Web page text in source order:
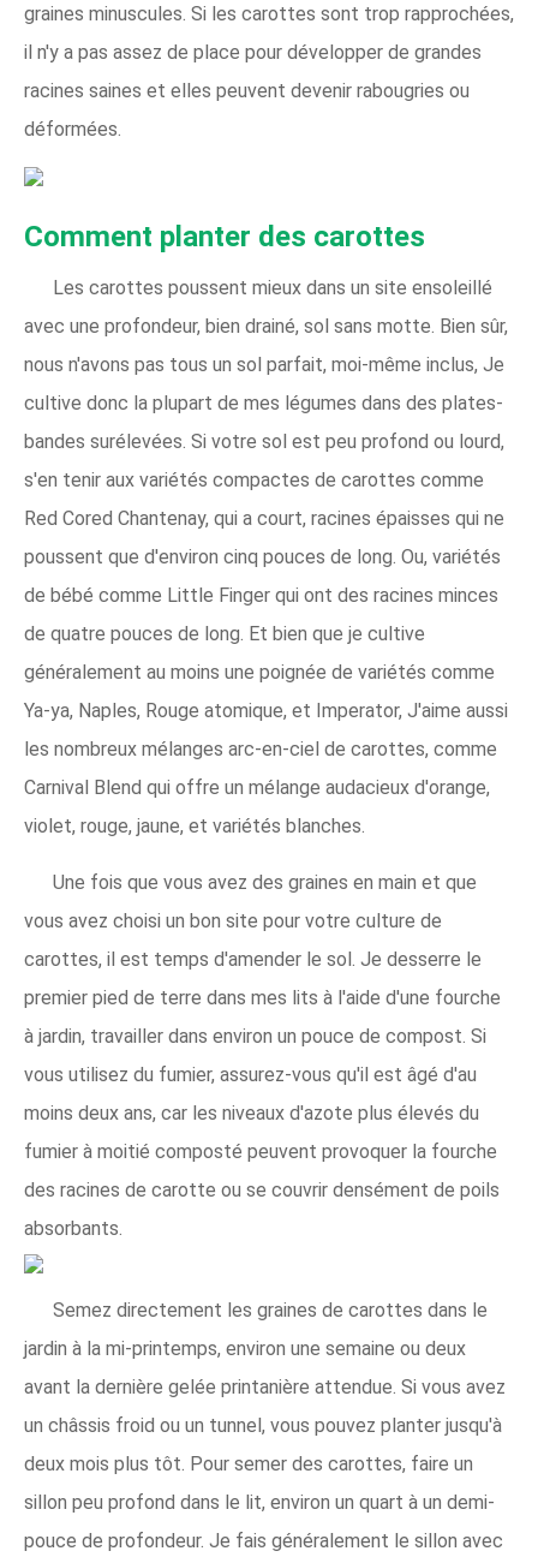
graines minuscules. Si les carottes sont trop rapprochées,
il n'y a pas assez de place pour développer de grandes
racines saines et elles peuvent devenir rabougries ou
déformées.
Comment planter des carottes
Les carottes poussent mieux dans un site ensoleillé
avec une profondeur, bien drainé, sol sans motte. Bien sûr,
nous n'avons pas tous un sol parfait, moi-même inclus, Je
cultive donc la plupart de mes légumes dans des plates-
bandes surélevées. Si votre sol est peu profond ou lourd,
s'en tenir aux variétés compactes de carottes comme
Red Cored Chantenay, qui a court, racines épaisses qui ne
poussent que d'environ cinq pouces de long. Ou, variétés
de bébé comme Little Finger qui ont des racines minces
de quatre pouces de long. Et bien que je cultive
généralement au moins une poignée de variétés comme
Ya-ya, Naples, Rouge atomique, et Imperator, J'aime aussi
les nombreux mélanges arc-en-ciel de carottes, comme
Carnival Blend qui offre un mélange audacieux d'orange,
violet, rouge, jaune, et variétés blanches.
Une fois que vous avez des graines en main et que
vous avez choisi un bon site pour votre culture de
carottes, il est temps d'amender le sol. Je desserre le
premier pied de terre dans mes lits à l'aide d'une fourche
à jardin, travailler dans environ un pouce de compost. Si
vous utilisez du fumier, assurez-vous qu'il est âgé d'au
moins deux ans, car les niveaux d'azote plus élevés du
fumier à moitié composté peuvent provoquer la fourche
des racines de carotte ou se couvrir densément de poils
absorbants.
Semez directement les graines de carottes dans le
jardin à la mi-printemps, environ une semaine ou deux
avant la dernière gelée printanière attendue. Si vous avez
un châssis froid ou un tunnel, vous pouvez planter jusqu'à
deux mois plus tôt. Pour semer des carottes, faire un
sillon peu profond dans le lit, environ un quart à un demi-
pouce de profondeur. Je fais généralement le sillon avec